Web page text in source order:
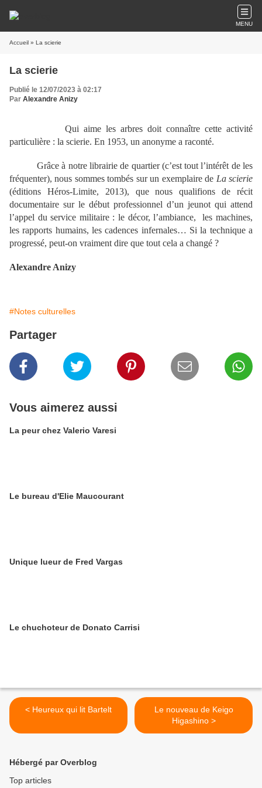
MENU
Accueil » La scierie
La scierie
Publié le 12/07/2023 à 02:17
Par Alexandre Anizy
Qui aime les arbres doit connaître cette activité
particulière : la scierie. En 1953, un anonyme a raconté.
Grâce à notre librairie de quartier (c’est tout l’intérêt de les
fréquenter), nous sommes tombés sur un exemplaire de La scierie
(éditions Héros-Limite, 2013), que nous qualifions de récit
documentaire sur le début professionnel d’un jeunot qui attend
l’appel du service militaire : le décor, l’ambiance, les machines,
les rapports humains, les cadences infernales… Si la technique a
progressé, peut-on vraiment dire que tout cela a changé ?
Alexandre Anizy
#Notes culturelles
Partager
Vous aimerez aussi
La peur chez Valerio Varesi
Le bureau d'Elie Maucourant
Unique lueur de Fred Vargas
Le chuchoteur de Donato Carrisi
< Heureux qui lit Bartelt
Le nouveau de Keigo
Higashino >
Hébergé par Overblog
Top articles